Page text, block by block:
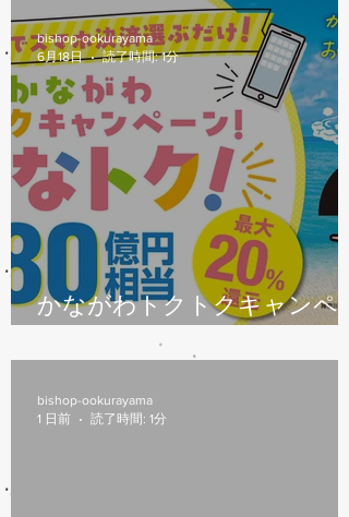
かながわトクトクキャンペー
ン始まります
bishop-ookurayama
6月18日
読了時間: 1分
bishop-ookurayama
1 日前
読了時間: 1分